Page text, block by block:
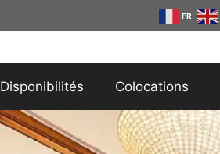
FR
Disponibilités Colocations